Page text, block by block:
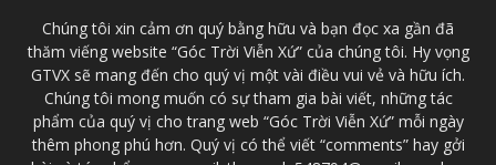
Chúng tôi xin cảm ơn quý bằng hữu và bạn đọc xa gần đã
thăm viếng website “Góc Trời Viễn Xứ” của chúng tôi. Hy vọng
GTVX sẽ mang đến cho quý vị một vài điều vui vẻ và hữu ích.
Chúng tôi mong muốn có sự tham gia bài viết, những tác
phẩm của quý vị cho trang web “Góc Trời Viễn Xứ” mỗi ngày
thêm phong phú hơn. Quý vị có thể viết “comments” hay gởi